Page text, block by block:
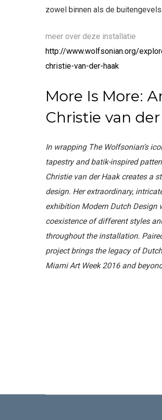
zowel binnen als de
meer over deze installatie
http://www.wolfsonian.org/
christie-van-der-haak
More Is More:
Christie van
In wrapping The Wolfsonian’s
tapestry and batik-inspired
Christie van der Haak creates a
design. Her extraordinary,
exhibition Modern Dutch Design
coexistence of different styles
throughout the installation.
project brings the legacy of
Miami Art Week 2016 and